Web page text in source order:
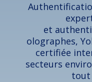
et
olographes,
certifiée
secteurs
tout